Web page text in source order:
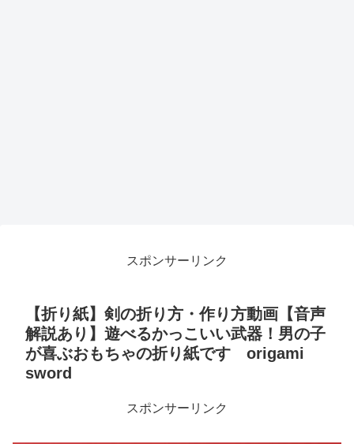
スポンサーリンク
【折り紙】剣の折り方・作り方動画【音声
解説あり】遊べるかっこいい武器！男の子
が喜ぶおもちゃの折り紙です origami
sword
スポンサーリンク